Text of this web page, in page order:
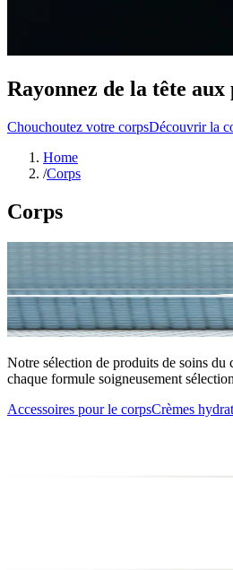
Rayonnez de la tête aux
Chouchoutez votre corpsDécouvrir la
Home
/Corps
Corps
Notre sélection de produits de soins du
chaque formule soigneusement
Accessoires pour le corpsCrèmes